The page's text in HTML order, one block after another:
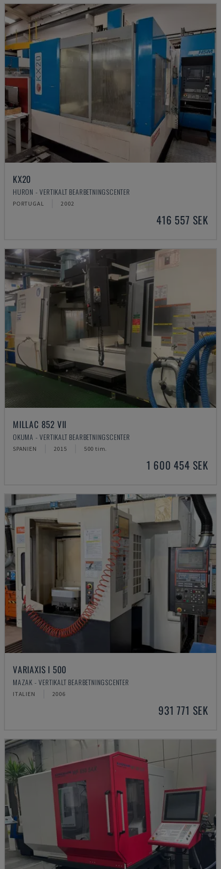
KX20
HURON - VERTIKALT BEARBETNINGSCENTER
PORTUGAL 2002
416 557 SEK
MILLAC 852 VII
OKUMA - VERTIKALT BEARBETNINGSCENTER
SPANIEN 2015 500 tim.
1 600 454 SEK
VARIAXIS I 500
MAZAK - VERTIKALT BEARBETNINGSCENTER
ITALIEN 2006
931 771 SEK